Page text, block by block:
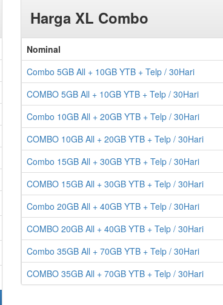
Harga XL Combo
Nominal
Combo 5GB All + 10GB YTB + Telp / 30Hari
COMBO 5GB All + 10GB YTB + Telp / 30Hari
Combo 10GB All + 20GB YTB + Telp / 30Hari
COMBO 10GB All + 20GB YTB + Telp / 30Hari
Combo 15GB All + 30GB YTB + Telp / 30Hari
COMBO 15GB All + 30GB YTB + Telp / 30Hari
Combo 20GB All + 40GB YTB + Telp / 30Hari
COMBO 20GB All + 40GB YTB + Telp / 30Hari
Combo 35GB All + 70GB YTB + Telp / 30Hari
COMBO 35GB All + 70GB YTB + Telp / 30Hari